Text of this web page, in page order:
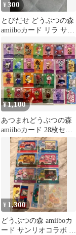
¥300
とびだせ どうぶつの森
amiiboカード リラ サン
¥1,100
あつまれどうぶつの森
amiiboカード 28枚セッ
¥ 1,300
どうぶつの森 amiiboカ
ード サンリオコラボ 6